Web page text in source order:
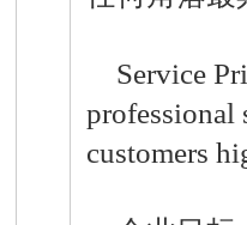
Service
professional
customers